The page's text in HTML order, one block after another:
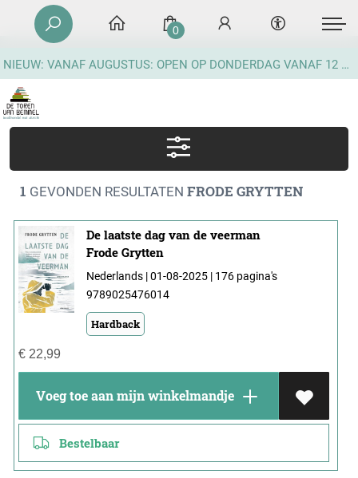
NIEUW: VANAF AUGUSTUS: OPEN OP DONDERDAG VANAF 12 UUR
0
1 GEVONDEN RESULTATEN FRODE GRYTTEN
De laatste dag van de veerman
Frode Grytten
Nederlands | 01-08-2025 | 176 pagina's
9789025476014
Hardback
€22,99
Voeg toe aan mijn winkelmandje
Bestelbaar